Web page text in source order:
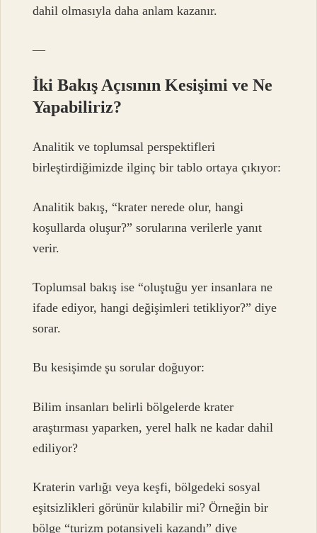
dahil olmasıyla daha anlam kazanır.
—
İki Bakış Açısının Kesişimi ve Ne
Yapabiliriz?
Analitik ve toplumsal perspektifleri
birleştirdiğimizde ilginç bir tablo ortaya çıkıyor:
Analitik bakış, “krater nerede olur, hangi
koşullarda oluşur?” sorularına verilerle yanıt
verir.
Toplumsal bakış ise “oluştuğu yer insanlara ne
ifade ediyor, hangi değişimleri tetikliyor?” diye
sorar.
Bu kesişimde şu sorular doğuyor:
Bilim insanları belirli bölgelerde krater
araştırması yaparken, yerel halk ne kadar dahil
ediliyor?
Kraterin varlığı veya keşfi, bölgedeki sosyal
eşitsizlikleri görünür kılabilir mi? Örneğin bir
bölge “turizm potansiyeli kazandı” diye